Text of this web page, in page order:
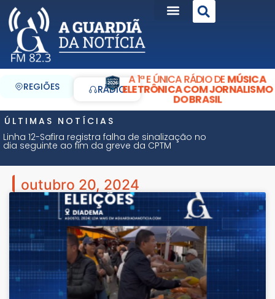
REGIÕES RÁDIO
A 1ª E ÚNICA RÁDIO DE MÚSICA
ELETRÔNICA COM JORNALISMO
DO BRASIL
ÚLTIMAS NOTÍCIAS
Linha 12-Safira registra falha de sinalização no
dia seguinte ao fim da greve da CPTM
outubro 20, 2024